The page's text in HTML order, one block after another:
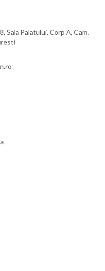
Sala Palatului, Corp A, Cam.